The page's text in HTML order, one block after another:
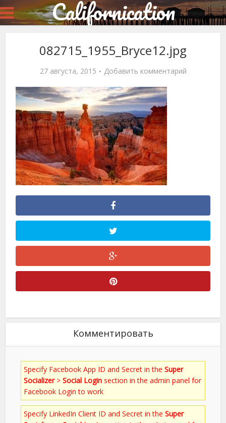
Californication
082715_1955_Bryce12.jpg
27 августа, 2015 Добавить комментарий
Комментировать
Specify Facebook App ID and Secret in theSuper
Socializer>Social Login section in the admin panel for
Facebook Login to work
Specify LinkedIn Client ID and Secret in theSuper